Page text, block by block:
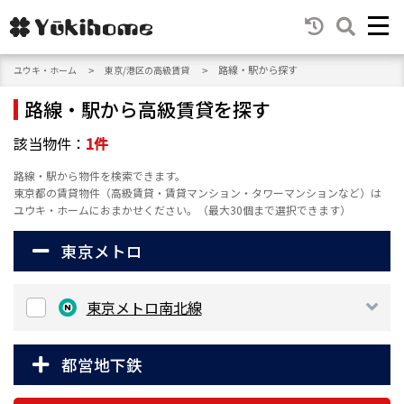
ユウキ・ホーム 東京/港区の高級賃貸 路線・駅から探す
路線・駅から高級賃貸を探す
該当物件： 1件
路線・駅から物件を検索できます。
東京都の賃貸物件（高級賃貸・賃貸マンション・タワーマンションなど）は
ユウキ・ホームにおまかせください。（最大30個まで選択できます）
東京メトロ
東京メトロ南北線
都営地下鉄